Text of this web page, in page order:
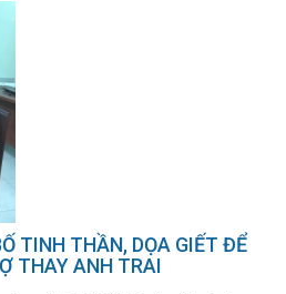
TINH THẦN, DỌA GIẾT ĐỂ
THAY ANH TRAI